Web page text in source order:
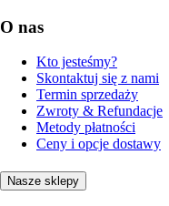
O nas
Kto jesteśmy?
Skontaktuj się z nami
Termin sprzedaży
Zwroty & Refundacje
Metody płatności
Ceny i opcje dostawy
Nasze sklepy